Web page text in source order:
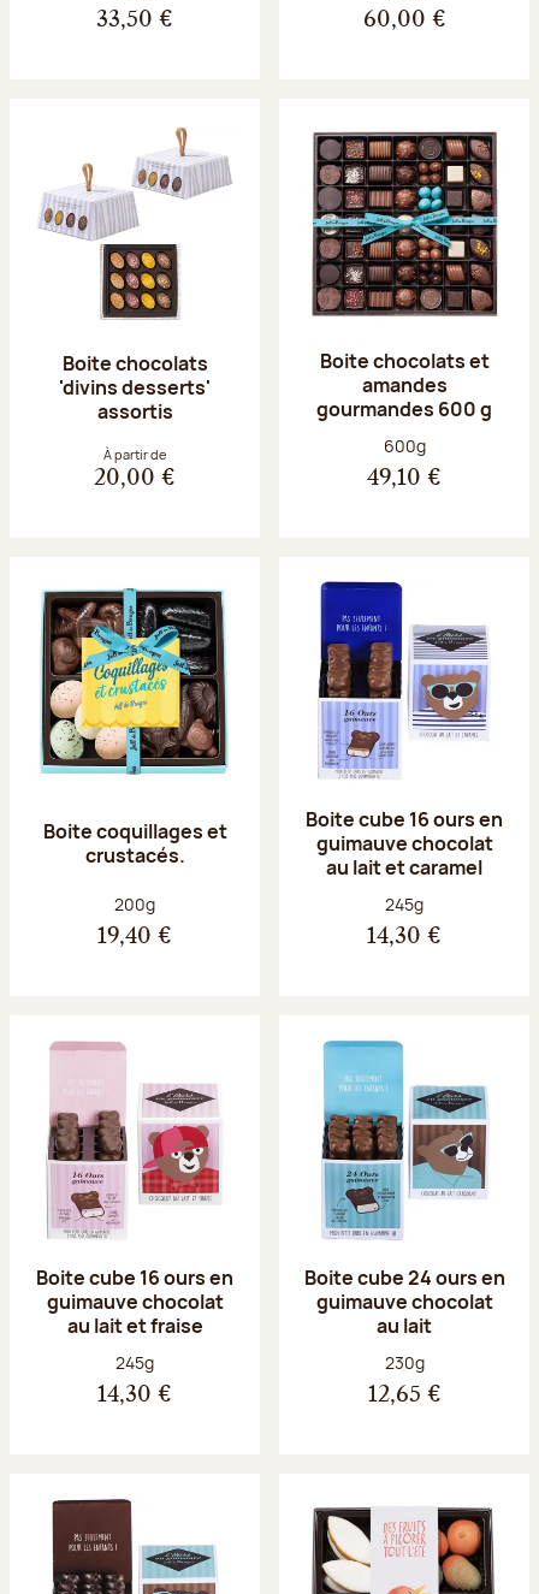
33,50 € 60,00 €
Boite chocolats
'divins desserts'
assortis
À partir de
20,00 €
Boite chocolats et
amandes
gourmandes 600 g
Poids net :
600g
49,10 €
Boite coquillages et
crustacés.
Poids net :
200g
19,40 €
Boite cube 16 ours en
guimauve chocolat
au lait et caramel
Poids net :
245g
14,30 €
Boite cube 16 ours en
guimauve chocolat
au lait et fraise
Poids net :
245g
14,30 €
Boite cube 24 ours en
guimauve chocolat
au lait
Poids net :
230g
12,65 €